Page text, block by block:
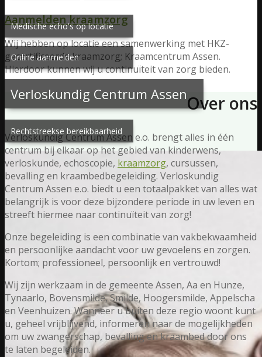
Medische echo's op locatie
Online aanmelden
Verloskundig Centrum Assen
Rechtstreekse bereikbaarheid
Aanmelden kraamzorg
Wij hebben op locatie een samenwerking met HKZ-
gecertificeerde kraamzorg; Kraamcentrum Assen.
Hierdoor kunnen wij u continuïteit van zorg bieden.
Over ons
Verloskundig Centrum Assen e.o. brengt alles in één
centrum bij elkaar op het gebied van kinderwens,
verloskunde, echoscopie, kraamzorg, cursussen,
bevalling en kraambedbegeleiding. Verloskundig
Centrum Assen e.o. biedt u een totaalpakket van alles wat
belangrijk is voor deze bijzondere periode in uw leven en
streeft hiermee naar continuïteit van zorg!
Onze begeleiding is een combinatie van vakbekwaamheid
en persoonlijke aandacht voor uw gevoelens en zorgen.
Kortom; professioneel, persoonlijk en vertrouwd!
Wij zijn werkzaam in de gemeente Assen, Aa en Hunze,
Tynaarlo, Bovensmilde, Smilde, Hoogersmilde, Appelscha
en Veenhuizen. Wanneer u buiten deze regio woont kunt
u, geheel vrijblijvend, informeren naar de mogelijkheden
om uw zwangerschap, bevalling en kraambed door ons
te laten begeleiden.